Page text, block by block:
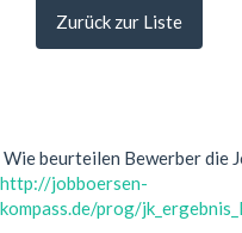
Zurück zur Liste
Wie beurteilen Bewerber die
http://jobboersen-
kompass.de/prog/